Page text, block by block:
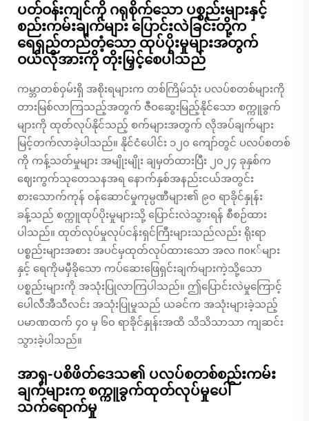
ပတ်ဝန်းကျင်ကို ဂရုစိုက်သော ပစ္စည်းများနှင့်
စည်းကမ်းချက်များ ပြောင်းလဲခြင်းတို့က
ရေရှည်တည်တံ့သော ထုပ်ပိုးမှုများအတွက်
ဝယ်လိုအားကို တိုးမြှင့်စေပါသည်
ကမ္ဘာတစ်ဝှမ်းရှိ အစိုးရများက တစ်ကြိမ်သုံး ပလပ်စတစ်များကို
တားမြစ်လာကြသည့်အတွက် ဇီဝဆွေးမြည့်နိုင်သော စက္ကူခွက်
များကို ထုတ်လုပ်နိုင်သည့် စက်များအတွက် လိုအပ်ချက်များ
မြင့်တက်လာခဲ့ပါသည်။ နိုင်ငံပေါင်း ၁၂၀ ကျော်တွင် ပလပ်စတစ်
ကို ကန့်သတ်မှုများ အမျိုးမျိုး ချမှတ်ထားပြီး ၂၀၂၄ ခုနှစ်က
ဈေးကွက်သုတေသနအရ နောက်နှစ်အနည်းငယ်အတွင်း
စားသောက်ကုန် ဝန်ဆောင်မှုကုမ္ပဏီများ၏ ၉၀ ရာခိုင်နှုန်း
ခန့်သည် စက္ကူထုပ်ပိုးမှုများသို့ ပြောင်းလဲသွားရန် စီစဉ်ထား
ပါသည်။ ထုတ်လုပ်မှုလုပ်ငန်းရှင်ကြီးများသည်လည်း ရိုးရာ
ပစ္စည်းများအစား အပင်မှထုတ်လုပ်ထားသော အလ пок်များ
နှင့် ရေကိုမမှီခိုသော ကပ်ဆေးဖြေရှင်းချက်များကဲ့သို့သော
ပစ္စည်းများကို အသုံးပြုလာကြပါသည်။ ဤပြောင်းလဲမှုကြောင့်
ပေါလီအီသီလင်း အသုံးပြုမှုသည် ယခင်က အသုံးများခဲ့သည့်
ပမာဏထက် ၄၀ မှ ၆၀ ရာခိုင်နှုန်းအထိ သိသိသာသာ ကျဆင်း
သွားခဲ့ပါသည်။
အာရှ-ပစိဖိတ်ဒေသ၏ ပလပ်စတစ်စည်းကမ်း
ချက်များက စက္ကူခွက်ထုတ်လုပ်မှုပေါ်
သက်ရောက်မှု